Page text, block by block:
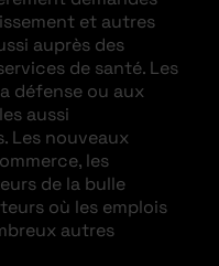
et autres
auprès des
de santé. Les
défense ou aux
aussi
Les nouveaux
les
de la bulle
où les emplois
autres